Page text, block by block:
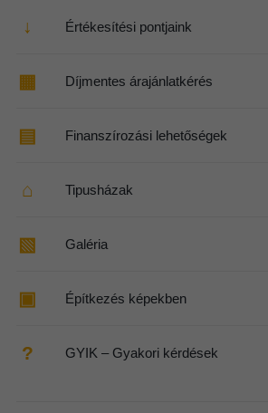
↓ Értékesítési pontjaink
▦ Díjmentes árajánlatkérés
▤ Finanszírozási lehetőségek
⌂ Tipusházak
▧ Galéria
▣ Építkezés képekben
? GYIK – Gyakori kérdések